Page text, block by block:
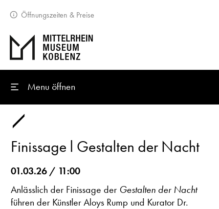
Öffnungszeiten & Preise
Menu öffnen
Finissage l Gestalten der Nacht
01.03.26 / 11:00
Anlässlich der Finissage der Gestalten der Nacht
führen der Künstler Aloys Rump und Kurator Dr.